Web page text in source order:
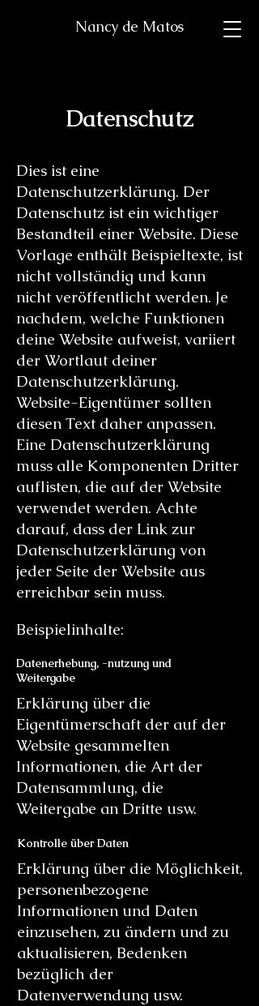
Nancy de Matos
Datenschutz
Dies ist eine
Datenschutzerklärung. Der
Datenschutz ist ein wichtiger
Bestandteil einer Website. Diese
Vorlage enthält Beispieltexte, ist
nicht vollständig und kann
nicht veröffentlicht werden. Je
nachdem, welche Funktionen
deine Website aufweist, variiert
der Wortlaut deiner
Datenschutzerklärung.
Website-Eigentümer sollten
diesen Text daher anpassen.
Eine Datenschutzerklärung
muss alle Komponenten Dritter
auflisten, die auf der Website
verwendet werden. Achte
darauf, dass der Link zur
Datenschutzerklärung von
jeder Seite der Website aus
erreichbar sein muss.
Beispielinhalte:
Datenerhebung, -nutzung und
Weitergabe
Erklärung über die
Eigentümerschaft der auf der
Website gesammelten
Informationen, die Art der
Datensammlung, die
Weitergabe an Dritte usw.
Kontrolle über Daten
Erklärung über die Möglichkeit,
personenbezogene
Informationen und Daten
einzusehen, zu ändern und zu
aktualisieren, Bedenken
bezüglich der
Datenverwendung usw.